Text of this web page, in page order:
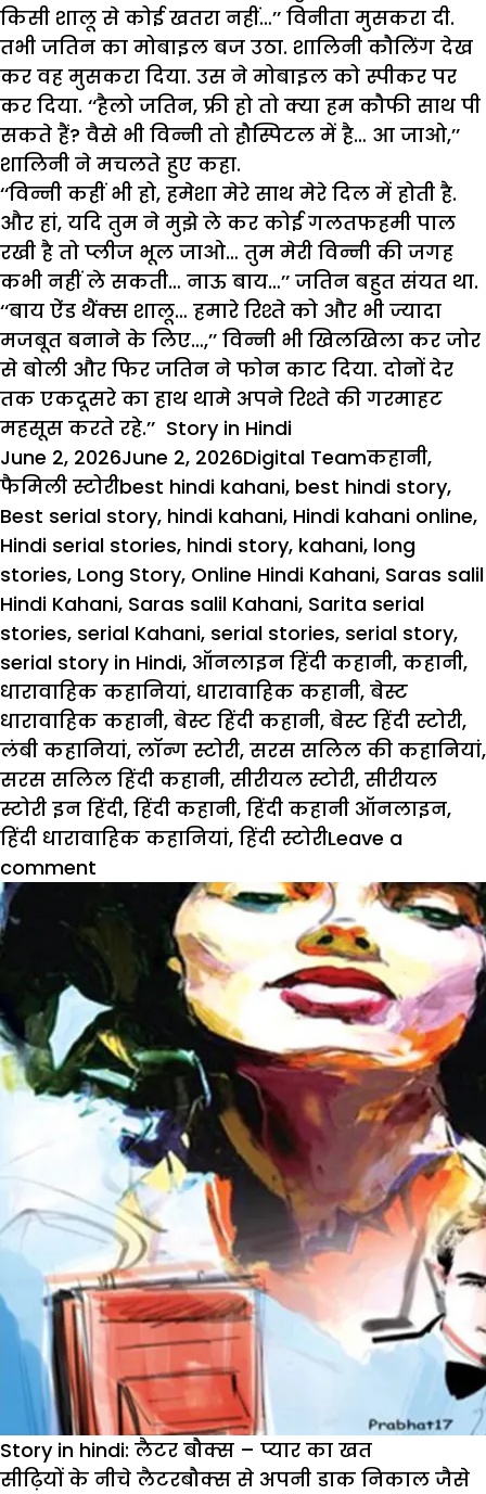
किसी शालू से कोई खतरा नहीं…’’ विनीता मुसकरा दी.
तभी जतिन का मोबाइल बज उठा. शालिनी कौलिंग देख
कर वह मुसकरा दिया. उस ने मोबाइल को स्पीकर पर
कर दिया. ‘‘हैलो जतिन, फ्री हो तो क्या हम कौफी साथ पी
सकते हैं? वैसे भी विन्नी तो हौस्पिटल में है… आ जाओ,’’
शालिनी ने मचलते हुए कहा.
‘‘विन्नी कहीं भी हो, हमेशा मेरे साथ मेरे दिल में होती है.
और हां, यदि तुम ने मुझे ले कर कोई गलतफहमी पाल
रखी है तो प्लीज भूल जाओ… तुम मेरी विन्नी की जगह
कभी नहीं ले सकती… नाऊ बाय…’’ जतिन बहुत संयत था.
‘‘बाय ऐंड थैंक्स शालू… हमारे रिश्ते को और भी ज्यादा
मजबूत बनाने के लिए…,’’ विन्नी भी खिलखिला कर जोर
से बोली और फिर जतिन ने फोन काट दिया. दोनों देर
तक एकदूसरे का हाथ थामे अपने रिश्ते की गरमाहट
महसूस करते रहे.’’ Story in Hindi
Posted
on
June 2, 2026June 2, 2026Author
Digital TeamCategories
कहानी,
फैमिली स्टोरीTags
best hindi kahani, best hindi story,
Best serial story, hindi kahani, Hindi kahani online,
Hindi serial stories, hindi story, kahani, long
stories, Long Story, Online Hindi Kahani, Saras salil
Hindi Kahani, Saras salil Kahani, Sarita serial
stories, serial Kahani, serial stories, serial story,
serial story in Hindi, ऑनलाइन हिंदी कहानी, कहानी,
धारावाहिक कहानियां, धारावाहिक कहानी, बेस्ट
धारावाहिक कहानी, बेस्ट हिंदी कहानी, बेस्ट हिंदी स्टोरी,
लंबी कहानियां, लॉन्ग स्टोरी, सरस सलिल की कहानियां,
सरस सलिल हिंदी कहानी, सीरीयल स्टोरी, सीरीयल
स्टोरी इन हिंदी, हिंदी कहानी, हिंदी कहानी ऑनलाइन,
हिंदी धारावाहिक कहानियां, हिंदी स्टोरीLeave a
comment
खोया
हुआ
आशिक
शालिनी
के
लौटने
पर
क्यों
परेशान थी
विनीता
Story in hindi: लैटर बौक्स – प्यार का खत
सीढ़ियों के नीचे लैटरबौक्स से अपनी डाक निकाल जैसे